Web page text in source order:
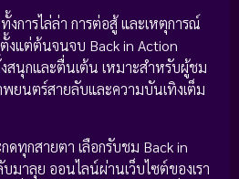
การไล่ล่า การต่อสู้ และเหตุการณ์
แต่ต้นจนจบ Back in Action
นุกและตื่นเต้น เหมาะสำหรับผู้ชม
นตร์สายลับและความบันเทิงเต็ม
ดทุกสายตา เลือกรับชม Back in
มาลุย ออนไลน์ผ่านเว็บไซต์ของเรา